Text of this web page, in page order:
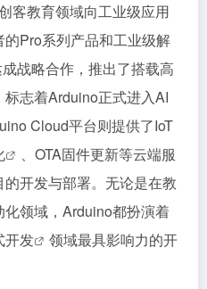
客教育领域向工业级应用
Pro系列产品和工业级解
战略合作，推出了搭载高
志着Arduino正式进入AI
Cloud平台则提供了IoT
、OTA固件更新等云端服
开发与部署。无论是在教
领域，Arduino都扮演着
开发
领域最具影响力的开